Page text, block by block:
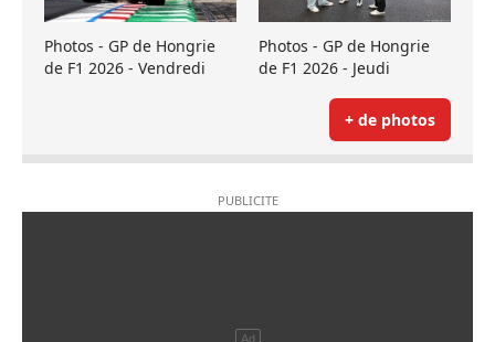
Photos - GP de Hongrie
de F1 2026 - Vendredi
Photos - GP de Hongrie
de F1 2026 - Jeudi
+ de photos